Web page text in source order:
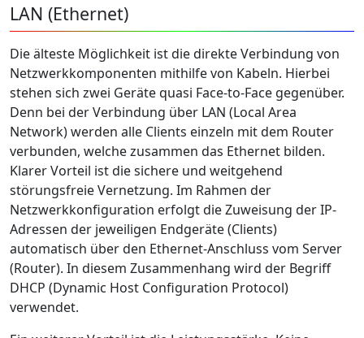
LAN (Ethernet)
Die älteste Möglichkeit ist die direkte Verbindung von
Netzwerkkomponenten mithilfe von Kabeln. Hierbei
stehen sich zwei Geräte quasi Face-to-Face gegenüber.
Denn bei der Verbindung über LAN (Local Area
Network) werden alle Clients einzeln mit dem Router
verbunden, welche zusammen das Ethernet bilden.
Klarer Vorteil ist die sichere und weitgehend
störungsfreie Vernetzung. Im Rahmen der
Netzwerkkonfiguration erfolgt die Zuweisung der IP-
Adressen der jeweiligen Endgeräte (Clients)
automatisch über den Ethernet-Anschluss vom Server
(Router). In diesem Zusammenhang wird der Begriff
DHCP (Dynamic Host Configuration Protocol)
verwendet.